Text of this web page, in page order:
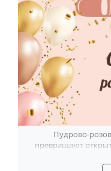
Пудрово-
превращают